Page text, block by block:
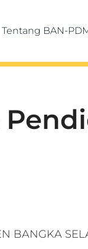
Tentang BAN-
BANGKA